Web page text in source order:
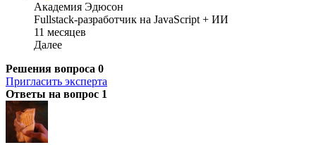
Академия Эдюсон
Fullstack-разработчик на JavaScript + ИИ
11 месяцев
Далее
Решения вопроса 0
Пригласить эксперта
Ответы на вопрос 1